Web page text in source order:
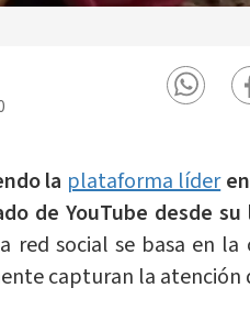
la plataforma líder
de YouTube desde
red social se basa en la
capturan la atención